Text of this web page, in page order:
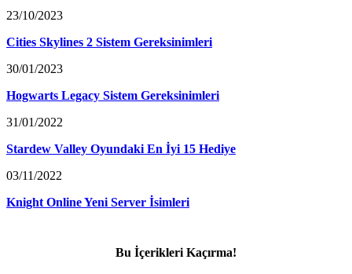
23/10/2023
Cities Skylines 2 Sistem Gereksinimleri
30/01/2023
Hogwarts Legacy Sistem Gereksinimleri
31/01/2022
Stardew Valley Oyundaki En İyi 15 Hediye
03/11/2022
Knight Online Yeni Server İsimleri
Bu İçerikleri Kaçırma!